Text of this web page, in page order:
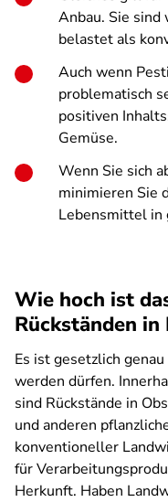
Anbau. Sie
belastet als
Auch wenn
problematisch
positiven
Gemüse.
Wenn Sie sich
minimieren Sie
Lebensmittel in
Wie hoch ist
Rückständen
Es ist gesetzlich
werden dürfen.
sind Rückstände in
und anderen
konventioneller
für
Herkunft. Haben